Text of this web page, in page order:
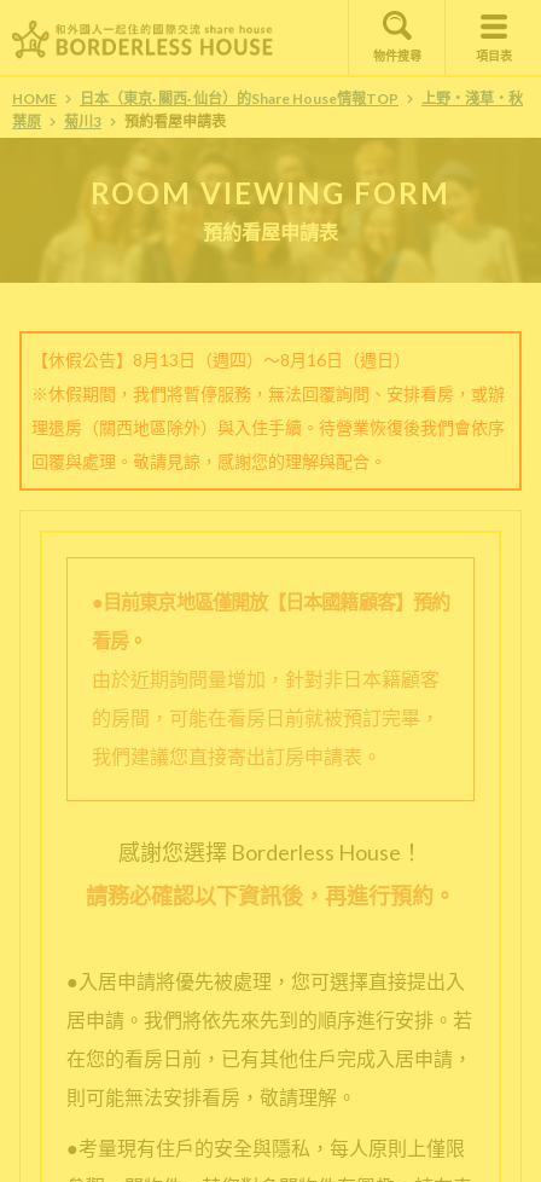
物件搜尋 項目表
HOME 日本（東京· 關西· 仙台）的Share House情報TOP
上野・淺草・秋
葉原
菊川3 預約看屋申請表
ROOM VIEWING FORM
預約看屋申請表
【休假公告】8月13日（週四）～8月16日（週日）
※休假期間，我們將暫停服務，無法回覆詢問、安排看房，或辦
理退房（關西地區除外）與入住手續。待營業恢復後我們會依序
回覆與處理。敬請見諒，感謝您的理解與配合。
●目前東京地區僅開放【日本國籍顧客】預約
看房。
由於近期詢問量增加，針對非日本籍顧客
的房間，可能在看房日前就被預訂完畢，
我們建議您直接寄出訂房申請表。
感謝您選擇 Borderless House！
請務必確認以下資訊後，再進行預約。
●入居申請將優先被處理，您可選擇直接提出入
居申請。我們將依先來先到的順序進行安排。若
在您的看房日前，已有其他住戶完成入居申請，
則可能無法安排看房，敬請理解。
●考量現有住戶的安全與隱私，每人原則上僅限